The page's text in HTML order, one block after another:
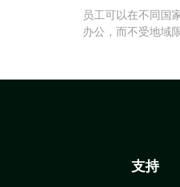
员工可以在不同国
办公，而不受地域限
支持